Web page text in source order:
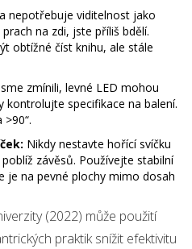
nepotřebuje viditelnost jako
na zdi, jste příliš bdělí.
obtížné číst knihu, ale stále
zmínili, levné LED mohou
kontrolujte specifikace na balení.
>90“.
Nikdy nestavte hořící svíčku
závěsů. Používejte stabilní
je na pevné plochy mimo dosah
(2022) může použití
praktik snížit efektivitu